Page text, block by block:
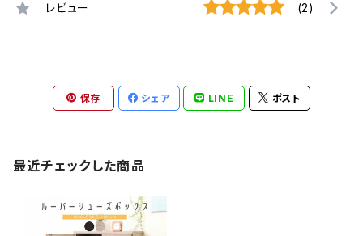
レビュー (2)
保存 シェア LINE ポスト
最近チェックした商品